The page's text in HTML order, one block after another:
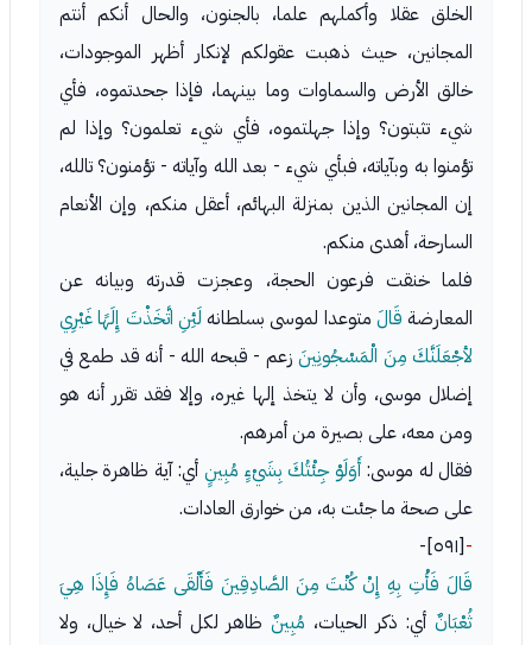
الخلق عقلا وأكملهم علما، بالجنون، والحال أنكم أنتم
المجانين، حيث ذهبت عقولكم لإنكار أظهر الموجودات،
خالق الأرض والسماوات وما بينهما، فإذا جحدتموه، فأي
شيء تثبتون؟ وإذا جهلتموه، فأي شيء تعلمون؟ وإذا لم
تؤمنوا به وبآياته، فبأي شيء - بعد الله وآياته - تؤمنون؟ تالله،
إن المجانين الذين بمنزلة البهائم، أعقل منكم، وإن الأنعام
السارحة، أهدى منكم.
فلما خنقت فرعون الحجة، وعجزت قدرته وبيانه عن
المعارضة قَالَ متوعدا لموسى بسلطانه لَئِنِ اتَّخَذْتَ إِلَهًا غَيْرِي
لأجْعَلَنَّكَ مِنَ الْمَسْجُونِينَزعم - قبحه الله - أنه قد طمع في
إضلال موسى، وأن لا يتخذ إلها غيره، وإلا فقد تقرر أنه هو
ومن معه، على بصيرة من أمرهم.
فقال له موسى:أَوَلَوْ جِئْتُكَ بِشَيْءٍ مُبِينٍ أي: آية ظاهرة جلية،
على صحة ما جئت به، من خوارق العادات.
-[٥٩١]-
قَالَ فَأْتِ بِهِ إِنْ كُنْتَ مِنَ الصَّادِقِينَ فَأَلْقَى عَصَاهُ فَإِذَا هِيَ
ثُعْبَانٌأي: ذكر الحيات، مُبِينٌظاهر لكل أحد، لا خيال، ولا